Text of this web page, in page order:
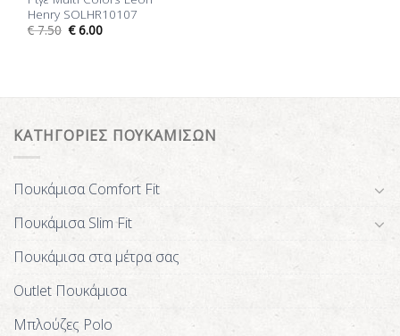
Henry SOLHR10107
€7.50 €6.00
ΚΑΤΗΓΟΡΙΕΣ ΠΟΥΚΑΜΙΣΩΝ
Πουκάμισα Comfort Fit
Πουκάμισα Slim Fit
Πουκάμισα στα μέτρα σας
Outlet Πουκάμισα
Μπλούζες Polo